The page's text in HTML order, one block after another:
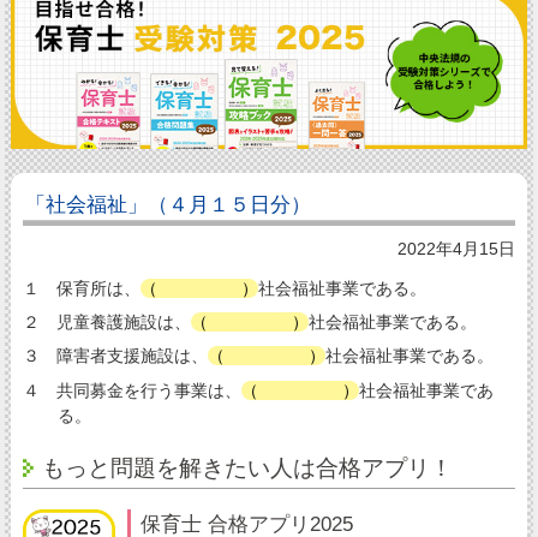
「社会福祉」（４月１５日分）
2022年4月15日
１ 保育所は、 （ ）社会福祉事業である。
２ 児童養護施設は、 （ ）社会福祉事業である。
３ 障害者支援施設は、 （ ）社会福祉事業である。
４ 共同募金を行う事業は、 （ ）社会福祉事業であ
る。
もっと問題を解きたい人は合格アプリ！
保育士 合格アプリ2025